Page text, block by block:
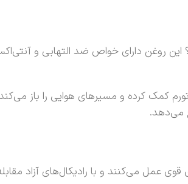
روغن دارای خواص ضد التهابی و
کمک کرده و مسیرهای هوایی را باز
می‌دهد.
قوی عمل می‌کنند و با رادیکال‌های آزاد